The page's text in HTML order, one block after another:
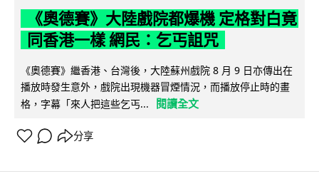
《奧德賽》大陸戲院都爆機 定格對白竟
同香港一樣 網民：乞丐詛咒
《奧德賽》繼香港、台灣後，大陸蘇州戲院 8 月 9 日亦傳出在
播放時發生意外，戲院出現機器冒煙情況，而播放停止時的畫
格，字幕「來人把這些乞丐...
閱讀全文
分享